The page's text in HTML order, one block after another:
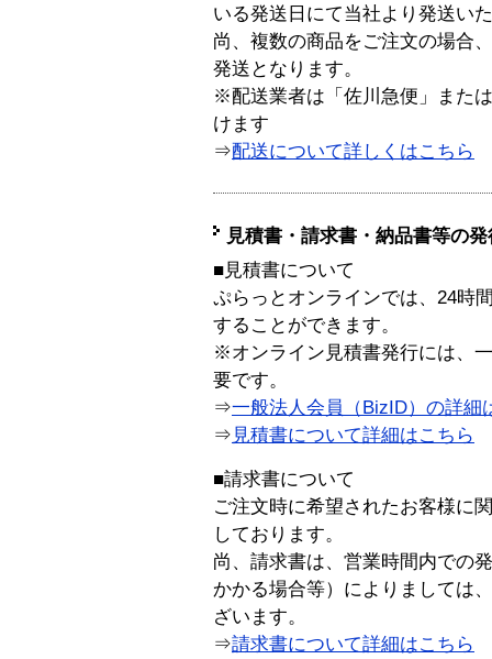
いる発送日にて当社より発送い
尚、複数の商品をご注文の場合
発送となります。
※配送業者は「佐川急便」また
けます
⇒配送について詳しくはこちら
見積書・請求書・納品書等の
■見積書について
ぷらっとオンラインでは、24時
することができます。
※オンライン見積書発行には、
要です。
⇒一般法人会員（BizID）の詳細
⇒ 見積書について詳細はこちら
■請求書について
ご注文時に希望されたお客様に
しております。
尚、請求書は、営業時間内での
かかる場合等）によりましては
ざいます。
⇒請求書について詳細はこちら